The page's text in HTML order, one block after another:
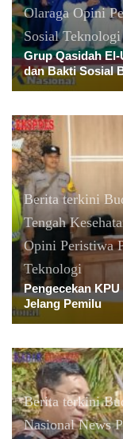
Olaraga Opini
Sosial Teknologi
Grup Qasidah
dan Bakti Sosial
Berita terkini
Tengah
Opini Peristiwa
Teknologi
Pengecekan
Jelang Pemilu
Berita terkini
Nasional News